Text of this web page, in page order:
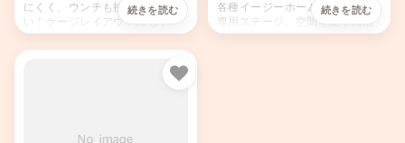
にくく、ウンチも挟まりにく
い！ケージレイアウトにもケー
ジ入口のスロープとしても最
適。天然木の自然な色合いが魅
力。フックとウッドネジで固定
可能。キューブハウスやロフト
各種イージーホームに合わせた
専用ステージ。空間を上手に活
用。取り付け簡単。サイズ：
お気に入り